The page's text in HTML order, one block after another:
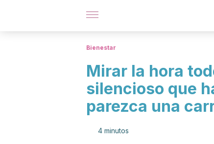
Bienestar
Mirar la hora
silencioso que
parezca una
4 minutos